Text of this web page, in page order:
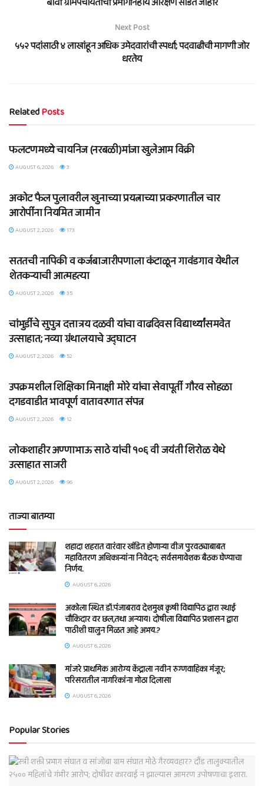
Next Post
५५२ पदांसाठी ४ लाखांहून अधिक उमेदवारांची स्पर्धा; पदवाढीची मागणी जोर
धरतेय
RelatedPosts
BLOG
फलटणमध्ये चायनिज (नरबळी)मांजा खुलेआम विक्री
AUGUST 6, 2026 3
अकोट फैल पुलावरील खुनाच्या प्रयत्नाच्या प्रकरणातील चार
आरोपींना नियमित जामीन
AUGUST 2, 2026 173
सततची नापिकी व कर्जबाजारीपणाला कंटाळून गावंडगाव येथील
शेतकऱ्याची आत्महत्या
AUGUST 2, 2026 35
चांभुर्डीचे सुपुत्र दत्तात्रय दळवी यांचा वाढदिवस विद्यार्थ्यांसमवेत
उत्साहात; नव्या ग्रंथालयाचे उद्घाटन
AUGUST 2, 2026 52
उपक्रमशील शिक्षिका मिनाक्षी मोरे यांचा सेवापूर्ती गौरव सोहळा
दगडवाडीत भावपूर्ण वातावरणात संपन्न
AUGUST 2, 2026 12
लोकशाहीर अण्णाभाऊ साठे यांची १०६ वी जयंती शिरोळ येथे
उत्साहात साजरी
AUGUST 2, 2026 96
ताज्या बातम्या
शहादा शहरात वारंवार खंडित होणाऱ्या वीज पुरवठ्याबाबत
महावितरण अधिकाऱ्यांना निवेदन; सर्वसमावेशक बैठक घेण्याचा
निर्णय.
AUGUST 6, 2026
अकोला स्थित डॉ.पंजाबराव देशमुख कृषी विद्यापिठ द्वारा स्थाई
चौकिदार वर छल,तथा अन्याय। दोषीला विद्यापिठ प्रशासन द्वारा
पाठीशी घालुन मिळत आहे अभय.?
AUGUST 6, 2026
मांंजरे प्राथमिक आरोग्य केंद्राला नवीन रुग्णवाहिका मंजूर;
परिसरातील नागरिकांना मोठा दिलासा
AUGUST 6, 2026
Popular Stories